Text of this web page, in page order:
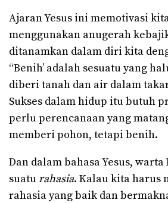
Ajaran Yesus ini memotivasi
menggunakan anugerah
ditanamkan dalam diri kita
“Benih’ adalah sesuatu yang
diberi tanah dan air dalam
Sukses dalam hidup itu butuh
perlu perencanaan yang
memberi pohon, tetapi benih.
Dan dalam bahasa Yesus,
suaturahasia. Kalau kita harus
rahasia yang baik dan